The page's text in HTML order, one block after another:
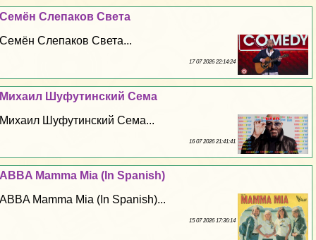
Семён Слепаков Света
Семён Слепаков Света...
17 07 2026 22:14:24
Михаил Шуфутинский Сема
Михаил Шуфутинский Сема...
16 07 2026 21:41:41
ABBA Mamma Mia (In Spanish)
ABBA Mamma Mia (In Spanish)...
15 07 2026 17:36:14